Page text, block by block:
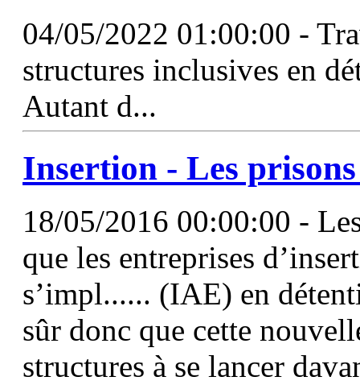
04/05/2022 01:00:00 -
structures inclusives en
Autant d...
Insertion - Les
18/05/2016 00:00:00 -
que les entreprises
s’impl...... (IAE) en
sûr donc que cette
structures à se lancer